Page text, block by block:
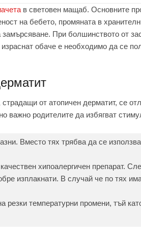
в световен мащаб. Основните
на бебето, промяната в
При болшинството от
обаче е необходимо да се
от атопичен дерматит, се
важно родителите да избягват
Вместо тях трябва да се
хипоалергичен препарат.
изплакнати. В случай че по тях
резки температурни промени, тъй